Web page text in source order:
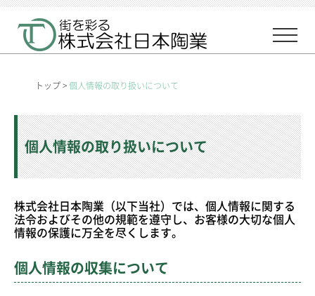
トップ>個人情報の取り扱いについて
個人情報の取り扱いについて
株式会社日本陶業（以下当社）では、個人情報に関する
法令およびその他の規範を遵守し、お客様の大切な個人
情報の保護に万全を尽くします。
個人情報の収集について